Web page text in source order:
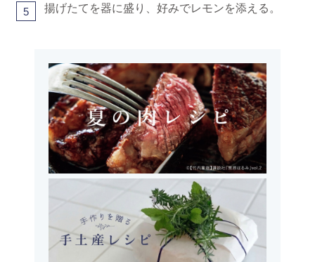
5 揚げたてを器に盛り、好みでレモンを添える。